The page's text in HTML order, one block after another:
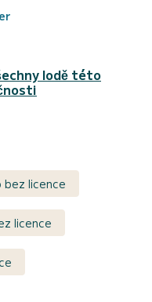
lodě této
bez licence
licence